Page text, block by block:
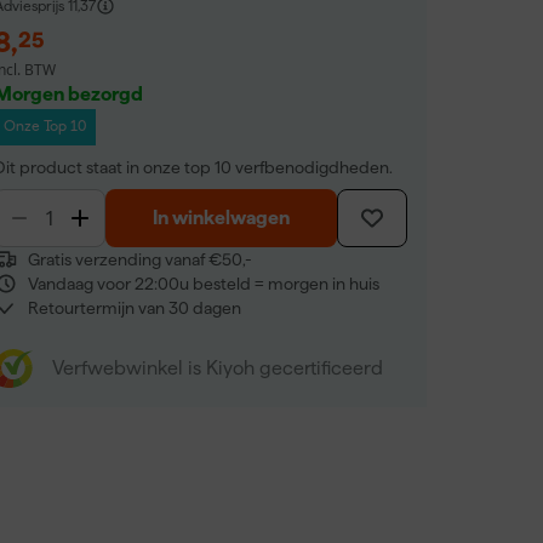
11,37
,25
BTW
bezorgd
Onze Top 10
product staat in onze top 10 verfbenodigdheden.
In winkelwagen
Gratis verzending vanaf €50,-
Vandaag voor 22:00u besteld = morgen in huis
Retourtermijn van 30 dagen
Verfwebwinkel is Kiyoh gecertificeerd